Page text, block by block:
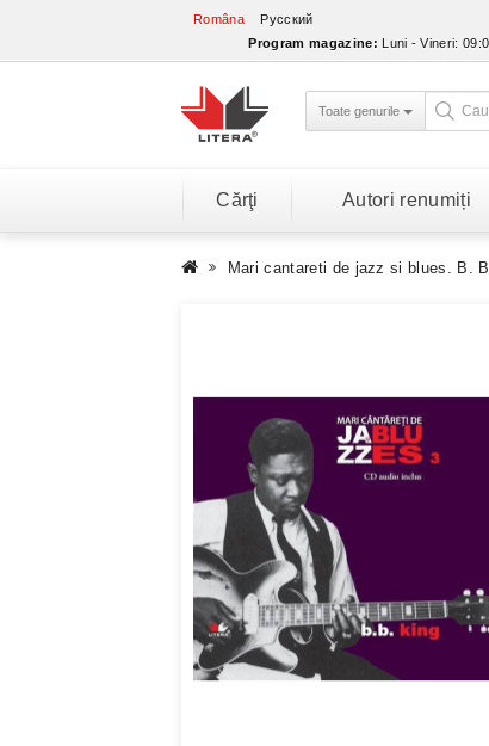
Româna
Русский
Program magazine: Luni - Vineri:
Toate genurile
Cărţi Autori renumiți
Mari cantareti de jazz si blues. B.